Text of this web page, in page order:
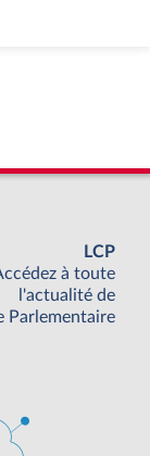
LCP
à toute
l'actualité de
Parlementaire